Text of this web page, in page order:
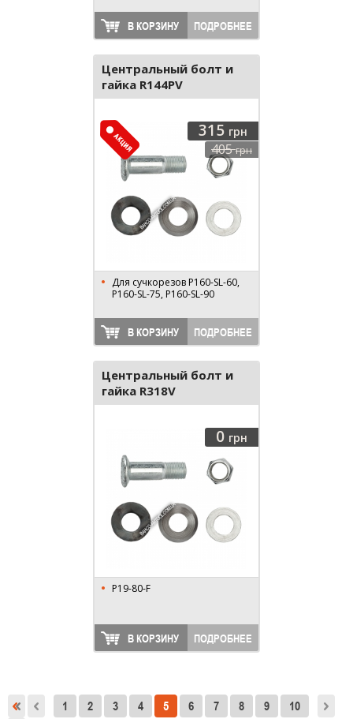
В КОРЗИНУ ПОДРОБНЕЕ
Центральный болт и
гайка R144PV
315 грн
405грн
Для сучкорезов P160-SL-60,
P160-SL-75, P160-SL-90
В КОРЗИНУ ПОДРОБНЕЕ
Центральный болт и
гайка R318V
0 грн
P19-80-F
В КОРЗИНУ ПОДРОБНЕЕ
1 2 3 4 5 6 7 8 9 10